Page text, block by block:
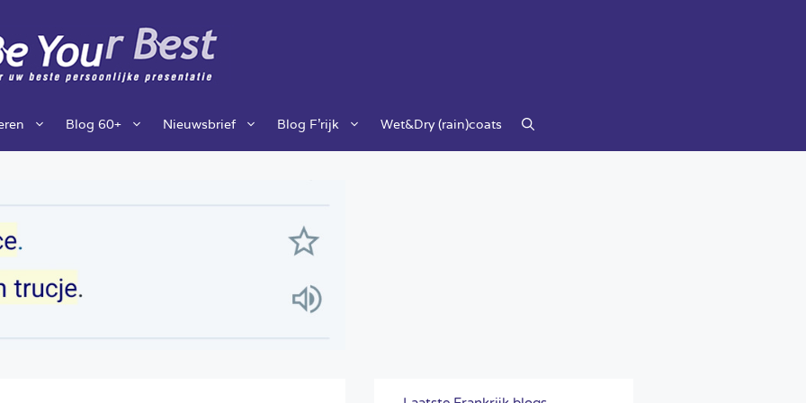
Blog 60+ Nieuwsbrief Blog F’rijk Wet&Dry (rain)coats